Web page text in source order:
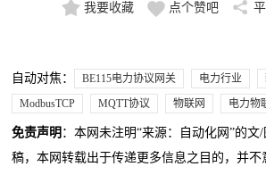
我要收藏 点个赞吧
自动对焦： BE115电力协议网关 电力行业
ModbusTCP
MQTT协议 物联网 电力物
免责声明 ：本网未注明“来源：自动化网”的文
稿，本网转载出于传递更多信息之目的，并不